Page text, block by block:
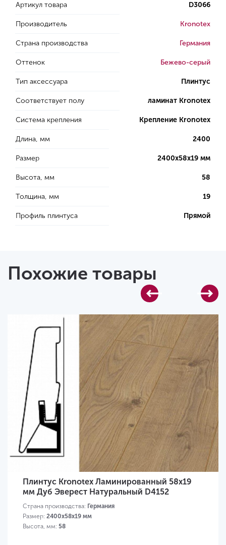
Артикул товара D3066
Производитель Kronotex
Страна производства Германия
Оттенок Бежево-серый
Тип аксессуара Плинтус
Соответствует полу ламинат Kronotex
Система крепления Крепление Kronotex
Длина, мм 2400
Размер 2400х58х19 мм
Высота, мм 58
Толщина, мм 19
Профиль плинтуса Прямой
Похожие товары
Плинтус Kronotex Ламинированный 58х19
мм Дуб Эверест Натуральный D4152
Страна производства: Германия
Размер: 2400х58х19 мм
Высота, мм: 58